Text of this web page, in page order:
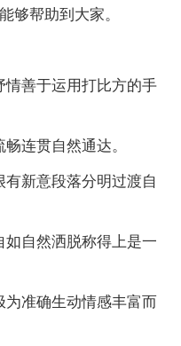
够帮助到大家。
情善于运用打比方的手
连贯自然通达。
新意段落分明过渡自
如自然洒脱称得上是一
为准确生动情感丰富而